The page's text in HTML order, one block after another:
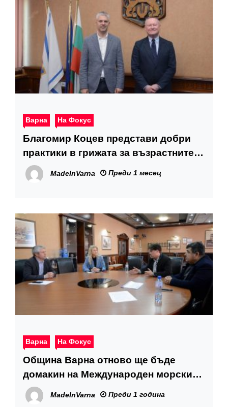
Варна На Фокус
Благомир Коцев представи добри
практики в грижата за възрастните
хора пред Комисаря по правата на
човека към Съвета на Европа
MadeInVarna Преди 1 месец
Варна На Фокус
Община Варна отново ще бъде
домакин на Международен морски
форум „Глобален компас“
MadeInVarna Преди 1 година